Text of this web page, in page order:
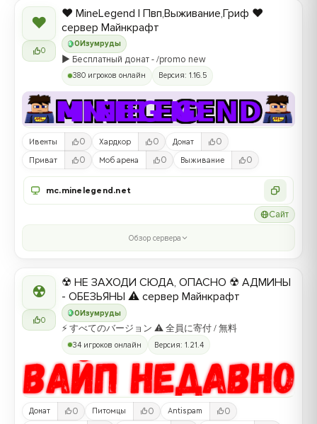
❤
0
0 Изумруды
❤️ MineLegend | Пвп,Выживание,Гриф ❤️
сервер Майнкрафт
▶️ Бесплатный донат - /promo new
380 игроков онлайн Версия: 1.16.5
Ивенты 0 Хардкор 0 Донат 0
Приват 0 Моб арена 0 Выживание 0
mc.minelegend.net
Сайт
Обзор сервера
☢
0
0Изумруды
☢ НЕ ЗАХОДИ СЮДА, ОПАСНО ☢ АДМИНЫ
- ОБЕЗЬЯНЫ ⚠ сервер Майнкрафт
⚡ すべてのバージョン ⚠ 全員に寄付 / 無料
34 игроков онлайн Версия: 1.21.4
Донат 0 Питомцы 0 Antispam 0